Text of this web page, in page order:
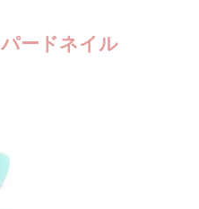
ードネイル